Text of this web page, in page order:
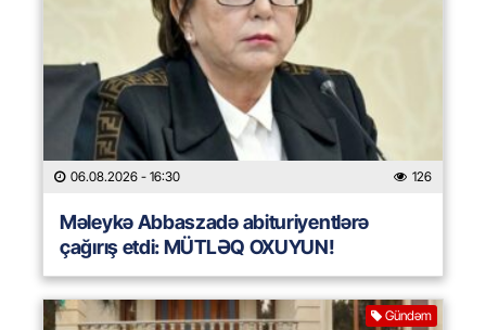
06.08.2026 - 16:30 126
Məleykə Abbaszadə abituriyentlərə
çağırış etdi: MÜTLƏQ OXUYUN!
Gündəm